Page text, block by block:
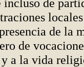
incluso de
de la
de
a la vida